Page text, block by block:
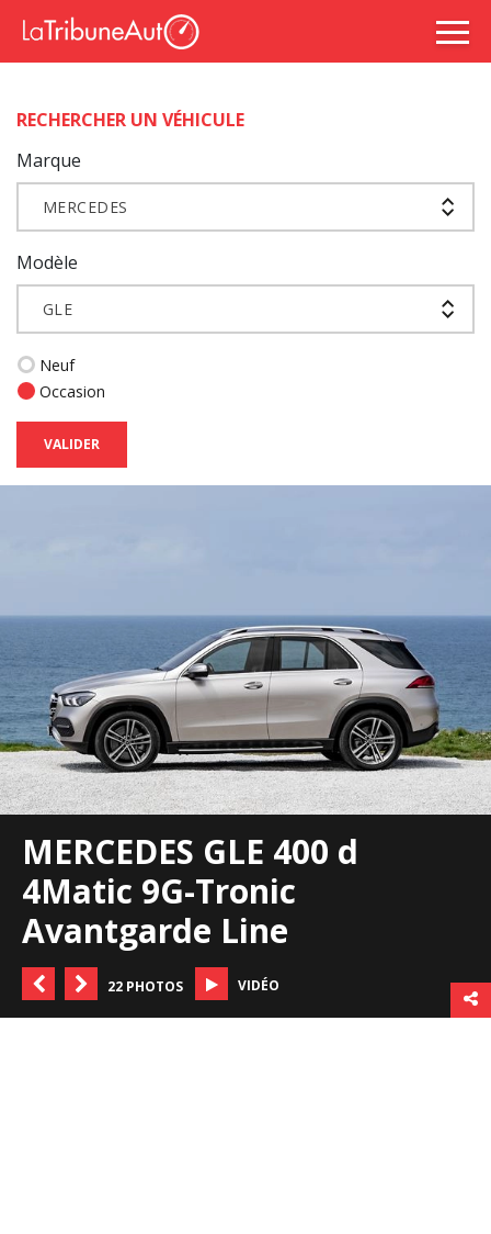
RECHERCHER UN VÉHICULE
Marque
MERCEDES
Modèle
GLE
Neuf
Occasion
VALIDER
MERCEDES GLE 400 d
4Matic 9G-Tronic
Avantgarde Line
22 PHOTOS VIDÉO